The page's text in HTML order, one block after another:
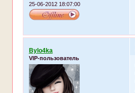
25-06-2012 18:07:00
Bylo4ka
VIP-пользователь